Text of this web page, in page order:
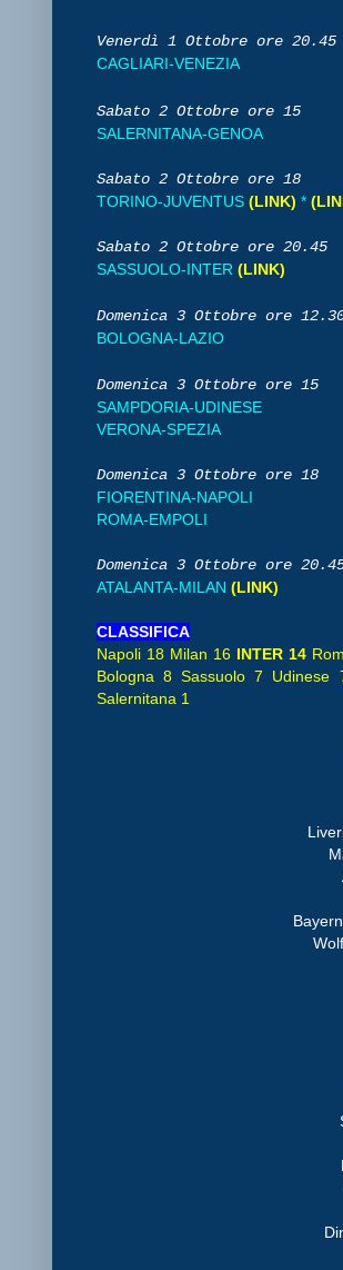
Venerdì 1 Ottobre ore 20.45
CAGLIARI-VENEZIA
Sabato 2 Ottobre ore 15
SALERNITANA-GENOA
Sabato 2 Ottobre ore 18
TORINO-JUVENTUS (LINK) *
Sabato 2 Ottobre ore 20.45
SASSUOLO-INTER (LINK)
Domenica 3 Ottobre ore
BOLOGNA-LAZIO
Domenica 3 Ottobre ore 15
SAMPDORIA-UDINESE
VERONA-SPEZIA
Domenica 3 Ottobre ore 18
FIORENTINA-NAPOLI
ROMA-EMPOLI
Domenica 3 Ottobre ore
ATALANTA-MILAN (LINK)
CLASSIFICA
Napoli 18 Milan 16 INTER 14
Bologna 8 Sassuolo 7
Salernitana 1